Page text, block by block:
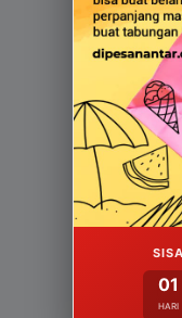
01
HARI